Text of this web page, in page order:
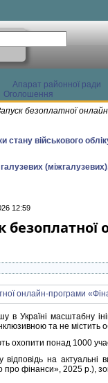
Апарат районної ради
Оголошення
безоплатної
стану військового
12:59
в Україні масштабну
та не містить
охопити понад 1000
відповідь на актуальні
про фінанси», 2025 р.),